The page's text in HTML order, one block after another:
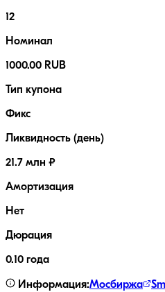
12
Номинал
1000.00 RUB
Тип купона
Фикс
Ликвидность (день)
21.7 млн ₽
Амортизация
Нет
Дюрация
0.10 года
Информация:Мосбиржа